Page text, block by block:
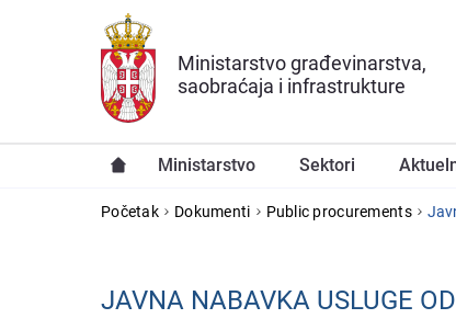
Preskoči na glavni deo sadržaja
Ministarstvo građevinarstva,
saobraćaja i infrastrukture
Ministarstvo Sektori
YOU ARE HERE
Početak Dokumenti Public procurements
JAVNA NABAVKA USLUGЕ